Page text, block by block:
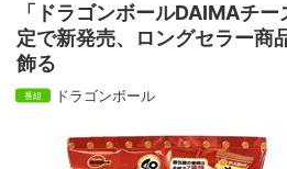
「ドラゴンボールDAIMAチ
定で新発売、ロングセラー商
飾る
ドラゴンボール